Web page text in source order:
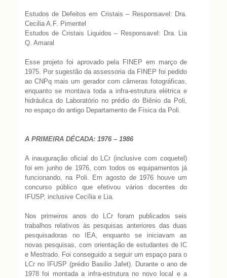
Estudos de Defeitos em Cristais – Responsavel: Dra.
Cecilia A.F. Pimentel
Estudos de Cristais Liquidos – Responsavel: Dra. Lia
Q. Amaral
Esse projeto foi aprovado pela FINEP em março de
1975. Por sugestão da assessoria da FINEP foi pedido
ao CNPq mais um gerador com câmeras fotográficas,
enquanto se montava toda a infra-estrutura elétrica e
hidráulica do Laboratório no prédio do Biênio da Poli,
no espaço do antigo Departamento de Física da Poli.
A PRIMEIRA DÉCADA: 1976 – 1986
A inauguração oficial do LCr (inclusive com coquetel)
foi em junho de 1976, com todos os equipamentos já
funcionando, na Poli. Em agosto de 1976 houve um
concurso público que efetivou vários docentes do
IFUSP, inclusive Cecília e Lia.
Nos primeiros anos do LCr foram publicados seis
trabalhos relativos às pesquisas anteriores das duas
pesquisadoras no IEA, enquanto se iniciavam as
novas pesquisas, com orientação de estudantes de IC
e Mestrado. Foi conseguido a seguir um espaço para o
LCr no IFUSP (prédio Basilio Jafet). Durante o ano de
1978 foi montada a infra-estrutura no novo local e a